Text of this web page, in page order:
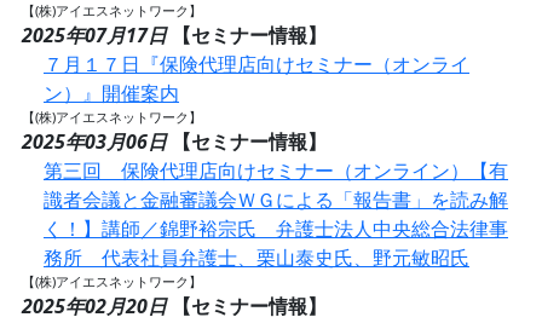
【(株)アイエスネットワーク】
2025年07月17日
【セミナー情報】
７月１７日『保険代理店向けセミナー（オンライ
ン）』開催案内
【(株)アイエスネットワーク】
2025年03月06日
【セミナー情報】
第三回 保険代理店向けセミナー（オンライン）【有
識者会議と金融審議会ＷＧによる「報告書」を読み解
く！】講師／錦野裕宗氏 弁護士法人中央総合法律事
務所 代表社員弁護士、栗山泰史氏、野元敏昭氏
【(株)アイエスネットワーク】
2025年02月20日
【セミナー情報】